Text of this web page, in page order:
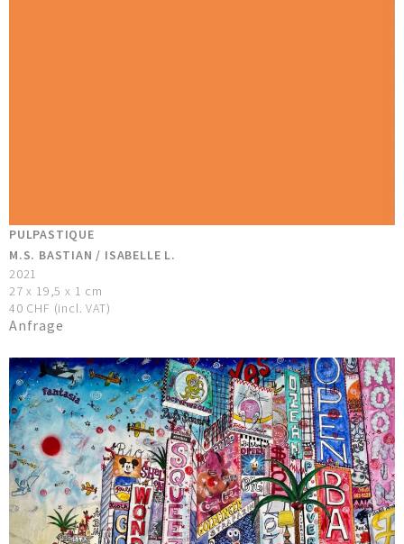
PULPASTIQUE
M.S. BASTIAN / ISABELLE L.
2021
27 x 19,5 x 1 cm
40 CHF (incl. VAT)
Anfrage